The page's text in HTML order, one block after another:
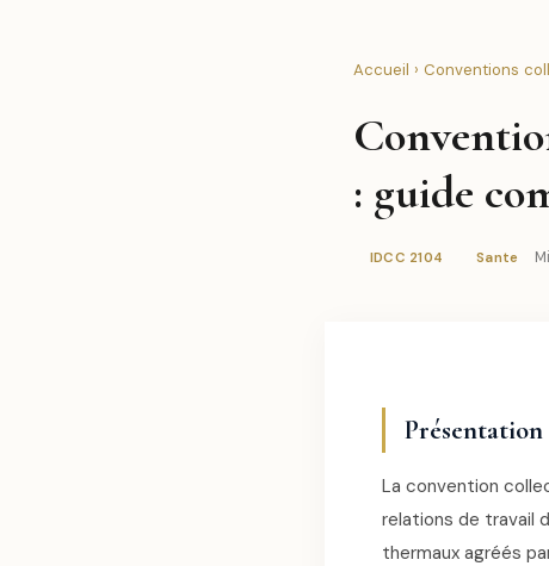
Accueil › Conventions
: guide
IDCC 2104 Sante
La convention
relations de travail
thermaux agréés